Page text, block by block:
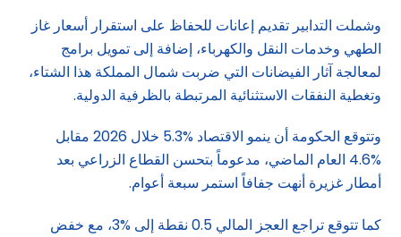
وشملت التدابير تقديم إعانات للحفاظ على استقرار أسعار غاز
الطهي وخدمات النقل والكهرباء، إضافة إلى تمويل برامج
لمعالجة آثار الفيضانات التي ضربت شمال المملكة هذا الشتاء،
وتغطية النفقات الاستثنائية المرتبطة بالظرفية الدولية.
وتتوقع الحكومة أن ينمو الاقتصاد %5.3 خلال 2026 مقابل
%4.6 العام الماضي، مدعوماً بتحسن القطاع الزراعي بعد
أمطار غزيرة أنهت جفافاً استمر سبعة أعوام.
كما تتوقع تراجع العجز المالي 0.5 نقطة إلى %3، مع خفض